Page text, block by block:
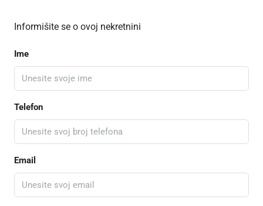
Informišite se o ovoj nekretnini
Ime
Telefon
Email